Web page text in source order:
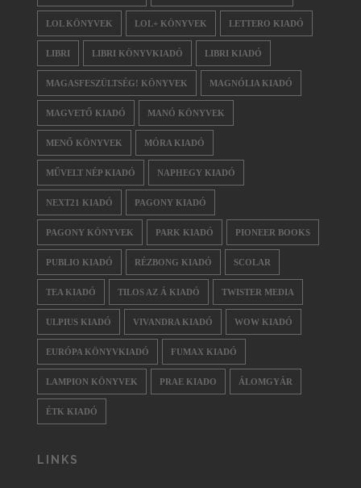
LOL KÖNYVEK LOL+ KÖNYVEK LETTERO KIADÓ
LIBRI LIBRI KÖNYVKIADÓ LIBRI KIADÓ
MAGASFESZÜLTSÉG! KÖNYVEK MAGNÓLIA KIADÓ
MAGVETŐ KIADÓ MANÓ KÖNYVEK
MENŐ KÖNYVEK MÓRA KIADÓ
MŰVELT NÉP KIADÓ NAPHEGY KIADÓ
NEXT21 KIADÓ PAGONY KIADÓ
PAGONY KÖNYVEK PARK KIADÓ PIONEER BOOKS
PUBLIO KIADÓ RÉZBONG KIADÓ SCOLAR
TEA KIADÓ TILOS AZ Á KIADÓ TWISTER MEDIA
ULPIUS KIADÓ VIVANDRA KIADÓ WOW KIADÓ
EURÓPA KÖNYVKIADÓ FUMAX KIADÓ
LAMPION KÖNYVEK PRAE KIADO ÁLOMGYÁR
ÉTK KIADÓ
LINKS